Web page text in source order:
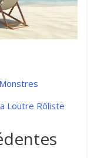
Loutre Rôliste